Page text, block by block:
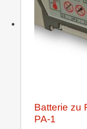
Batterie zu
PA-1